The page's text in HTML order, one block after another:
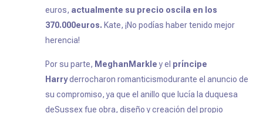
euros, actualmente su precio oscila en los
370.000euros. Kate, ¡No podías haber tenido mejor
herencia!
Por su parte, MeghanMarkley el príncipe
Harryderrocharon romanticismodurante el anuncio de
su compromiso, ya que el anillo que lucía la duquesa
deSussex fue obra, diseño y creación del propio